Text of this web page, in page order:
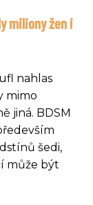
miliony žen i
nahlas
mimo
jiná. BDSM
šedi,
může být